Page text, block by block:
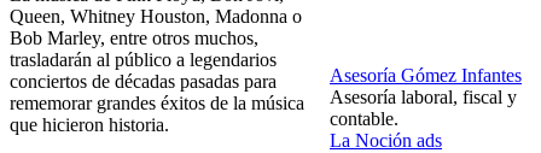
Asesoría Gómez Infantes
Asesoría laboral, fiscal y
contable.
La Noción ads
Queen, Whitney Houston, Madonna o
Bob Marley, entre otros muchos,
trasladarán al público a legendarios
conciertos de décadas pasadas para
rememorar grandes éxitos de la música
que hicieron historia.